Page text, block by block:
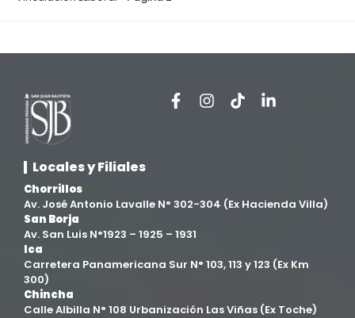
Locales y Filiales
Chorrillos
Av. José Antonio Lavalle N° 302-304 (Ex Hacienda Villa)
San Borja
Av. San Luis N°1923 – 1925 – 1931
Ica
Carretera Panamericana Sur N° 103, 113 y 123 (Ex Km
300)
Chincha
Calle Albilla N° 108 Urbanización Las Viñas (Ex Toche)